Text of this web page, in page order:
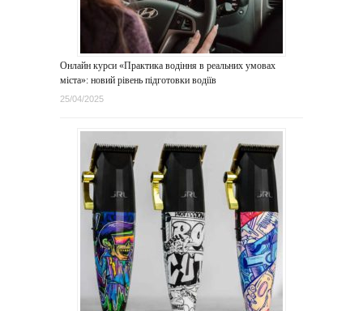
Онлайн курси «Практика водіння в реальних умовах
міста»: новий рівень підготовки водіїв
25/04/2025